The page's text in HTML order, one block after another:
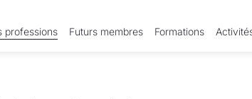
professions Futurs membres Formations